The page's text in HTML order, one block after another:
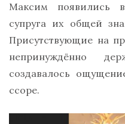
Максим появились
супруга их общей
Присутствующие на
непринуждённо
создавалось
ссоре.